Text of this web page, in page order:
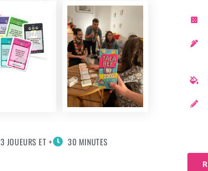
3 JOUEURS ET + 30 MINUTES